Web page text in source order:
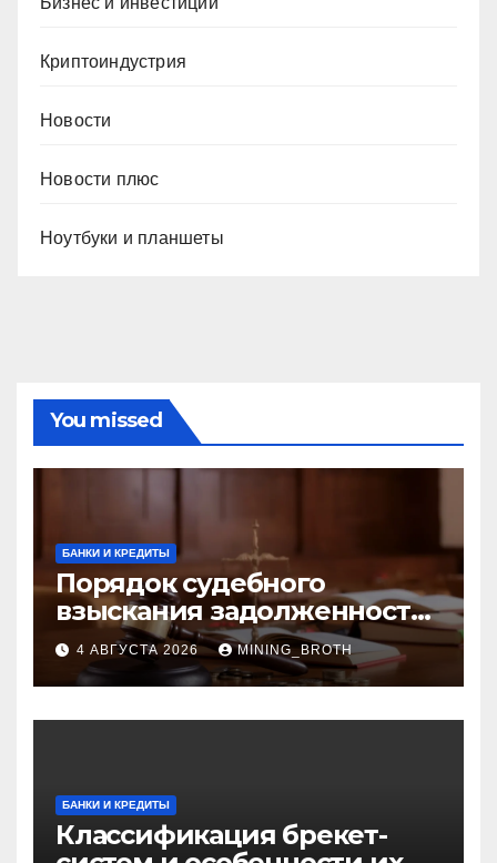
Криптоиндустрия
Новости
Новости плюс
Ноутбуки и планшеты
You missed
БАНКИ И КРЕДИТЫ
Порядок судебного
взыскания задолженности:
ключевые стадии и
нюансы
4 АВГУСТА 2026 MINING_BROTH
БАНКИ И КРЕДИТЫ
Классификация брекет-